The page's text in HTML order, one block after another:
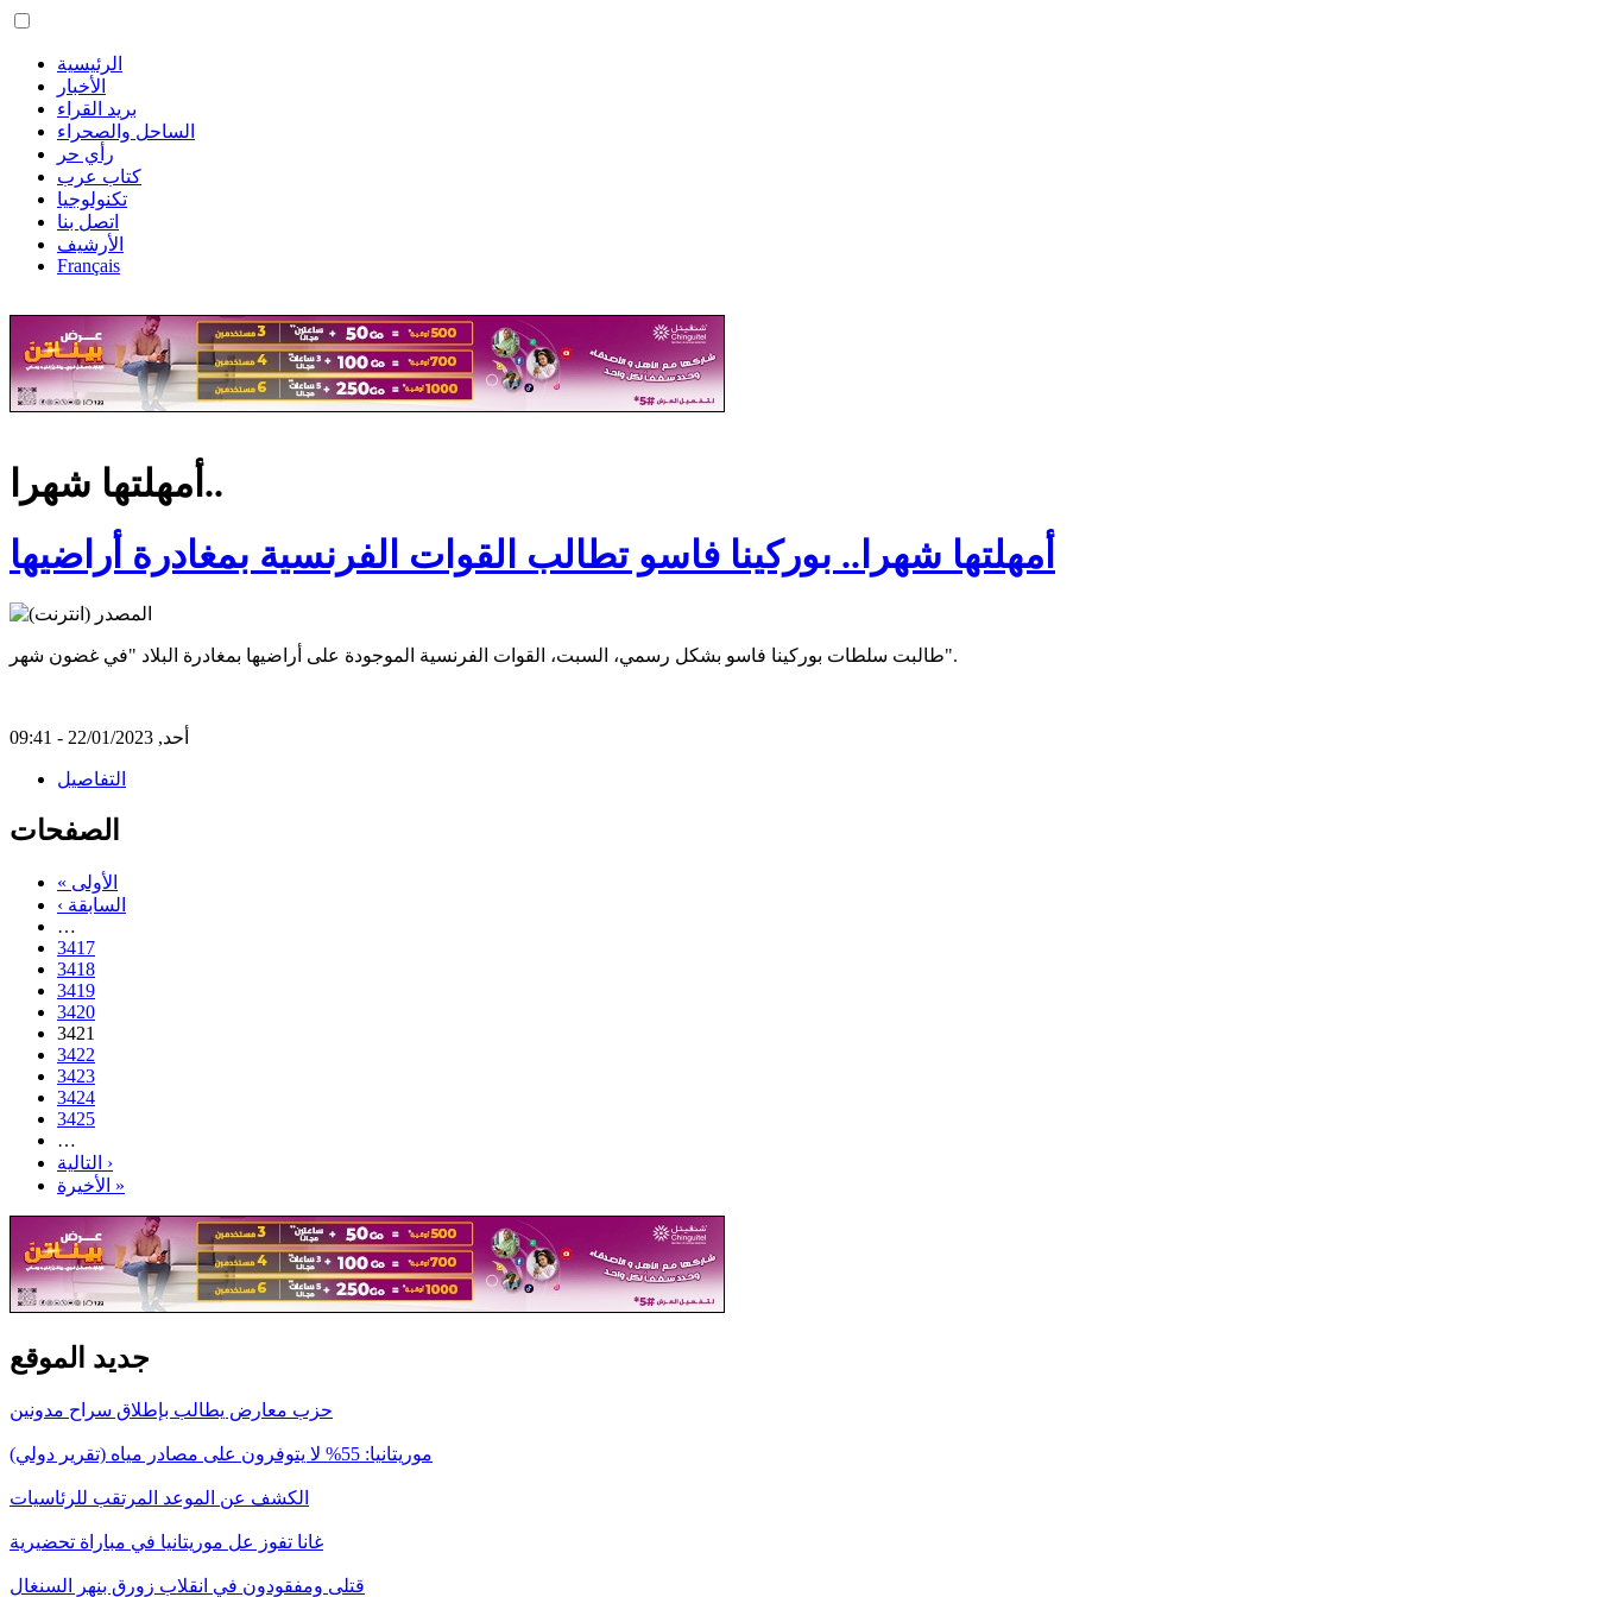
الرئيسية
الأخبار
بريد القراء
الساحل والصحراء
رأي حر
كتاب عرب
تكنولوجيا
اتصل بنا
الأرشيف
Français
أمهلتها شهرا..
أمهلتها شهرا.. بوركينا فاسو تطالب القوات الفرنسية بمغادرة أراضيها
طالبت سلطات بوركينا فاسو بشكل رسمي، السبت، القوات الفرنسية الموجودة على أراضيها بمغادرة البلاد "في غضون شهر".
أحد, 22/01/2023 - 09:41
التفاصيل
الصفحات
« الأولى
‹ السابقة
…
3417
3418
3419
3420
3421
3422
3423
3424
3425
…
التالية ›
الأخيرة »
جديد الموقع
حزب معارض يطالب بإطلاق سراح مدونين
موريتانيا: 55% لا يتوفرون على مصادر مياه (تقرير دولي)
الكشف عن الموعد المرتقب للرئاسيات
غانا تفوز عل موريتانيا في مباراة تحضيرية
قتلى ومفقودون في انقلاب زورق بنهر السنغال